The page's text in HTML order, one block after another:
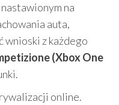
na
auta,
z każdego
(Xbox One
online.